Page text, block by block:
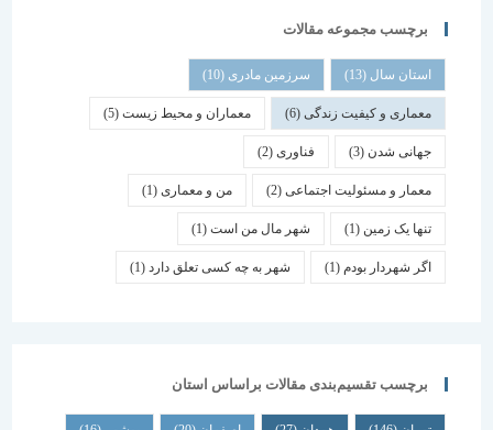
برچسب مجموعه مقالات
استان سال(13) سرزمین مادری(10)
معماری و کیفیت زندگی(6) معماران و محیط زیست(5)
جهانی شدن(3) فناوری (2)
معمار و مسئولیت اجتماعی (2) من و معماری (1)
تنها یک زمین(1) شهر مال من است(1)
اگر شهردار بودم (1) شهر به چه کسی تعلق دارد(1)
برچسب تقسیم‌بندی مقالات براساس استان